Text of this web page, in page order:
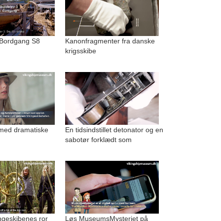
S8
Kanonfragmenter fra danske
krigsskibe
dramatiske
En tidsindstillet detonator og en
sabotør forklædt som
ror Løs MuseumsMysteriet på